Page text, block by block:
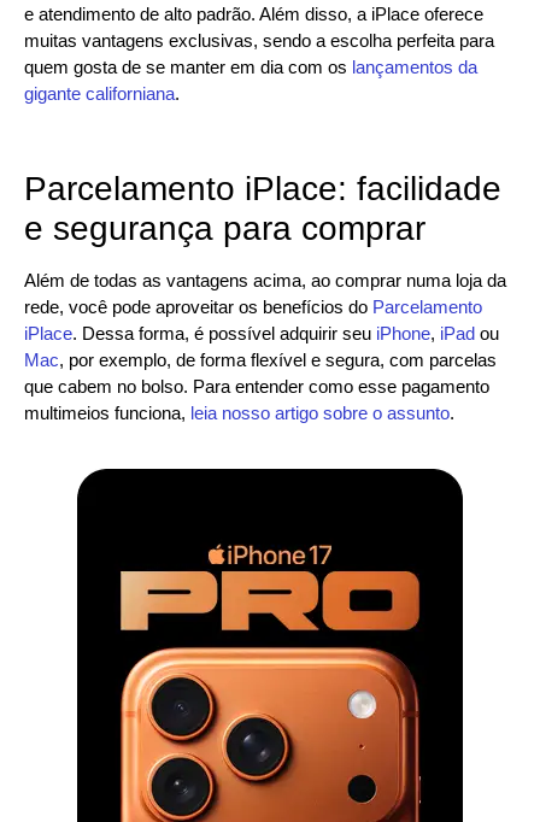
e atendimento de alto padrão. Além disso, a iPlace oferece
muitas vantagens exclusivas, sendo a escolha perfeita para
quem gosta de se manter em dia com os lançamentos da
gigante californiana.
Parcelamento iPlace: facilidade
e segurança para comprar
Além de todas as vantagens acima, ao comprar numa loja da
rede, você pode aproveitar os benefícios do Parcelamento
iPlace. Dessa forma, é possível adquirir seu iPhone, iPad ou
Mac, por exemplo, de forma flexível e segura, com parcelas
que cabem no bolso. Para entender como esse pagamento
multimeios funciona, leia nosso artigo sobre o assunto.